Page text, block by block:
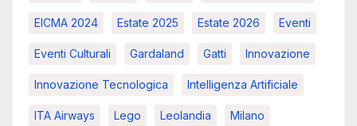
EICMA 2024 Estate 2025 Estate 2026 Eventi
Eventi Culturali Gardaland Gatti Innovazione
Innovazione Tecnologica Intelligenza Artificiale
ITA Airways Lego Leolandia Milano